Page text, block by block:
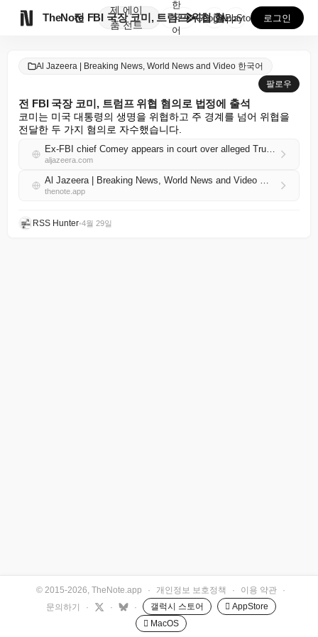
TheNote
제
품
에이
전트
전 FBI 국장 코미, 트럼프 위협 혐의로 법정에 출석
한
국
어
GooglePlay
AppStore 로그인
Al Jazeera | Breaking News, World News and Video 한국어
팔로우
전 FBI 국장 코미, 트럼프 위협 혐의로 법정에 출석
코미는 미국 대통령의 생명을 위협하고 주 경계를 넘어 위협을
전달한 두 가지 혐의로 자수했습니다.
Ex-FBI chief Comey appears in court over alleged Trump threat
aljazeera.com
Al Jazeera | Breaking News, World News and Video 한국어 RSS
thenote.app
RSS Hunter•4월 29일
© 2015-2026, TheNote.app · 개인정보 보호정책 · 이용 약관
·
문의하기
· · · 갤럭시 스토어
 AppStore
 MacOS